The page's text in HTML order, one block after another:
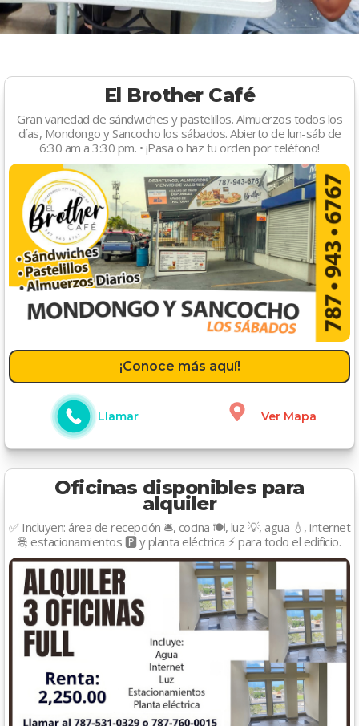
El Brother Café
Gran variedad de sándwiches y pastelillos. Almuerzos todos los
días, Mondongo y Sancocho los sábados. Abierto de lun-sáb de
6:30 am a 3:30 pm. • ¡Pasa o haz tu orden por teléfono!
¡Conoce más aquí!
Llamar Ver Mapa
Oficinas disponibles para
alquiler
✅ Incluyen: área de recepción 🛎️, cocina 🍽️, luz 💡, agua 💧, internet
🌐, estacionamientos 🅿️ y planta eléctrica ⚡ para todo el edificio.